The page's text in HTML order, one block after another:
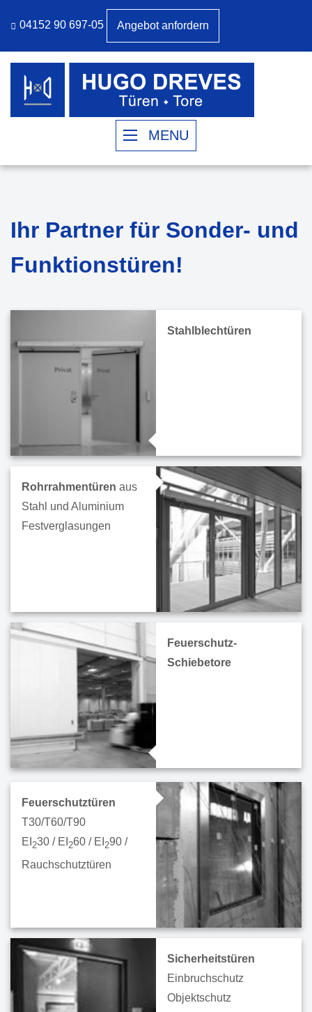
04152 90 697-05 Angebot anfordern
MENU
Ihr Partner für Sonder- und
Funktionstüren!
Stahlblechtüren
Rohrrahmen­türen aus
Stahl und Aluminium
Festverglasungen
Feuerschutz-
Schiebetore
Feuerschutztüren
T30/T60/T90
EI 230 / EI 260 / EI 290 /
Rauchschutztüren
Sicherheitstüren
Einbruchschutz
Objektschutz